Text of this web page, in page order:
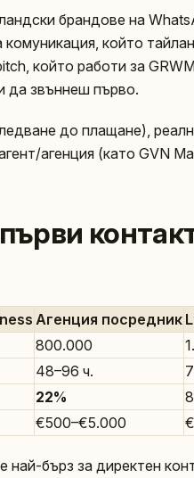
брандове на
който
който работи за
да звъннеш първо.
до плащане),
агенция (като GVN
Агенция посредник
800.000
48–96 ч.
22%
€500–€5.000
най-бърз за директен